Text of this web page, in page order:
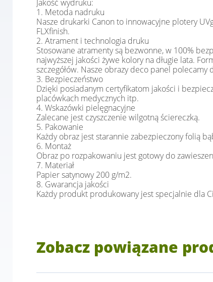
Jakość wydruku:
1. Metoda nadruku
Nasze drukarki Canon to innowacyjne plotery
FLXfinish.
2. Atrament i technologia druku
Stosowane atramenty są bezwonne, w 100%
najwyższej jakości żywe kolory na długie lata.
szczegółów. Nasze obrazy deco panel
3. Bezpieczeństwo
Dzięki posiadanym certyfikatom jakości i
placówkach medycznych itp.
4. Wskazówki pielęgnacyjne
Zalecane jest czyszczenie wilgotną ściereczką.
5. Pakowanie
Każdy obraz jest starannie zabezpieczony folią
6. Montaż
Obraz po rozpakowaniu jest gotowy do
7. Materiał
Papier satynowy 200 g/m2.
8. Gwarancja jakości
Każdy produkt produkowany jest specjalnie dla
Zobacz powiązane